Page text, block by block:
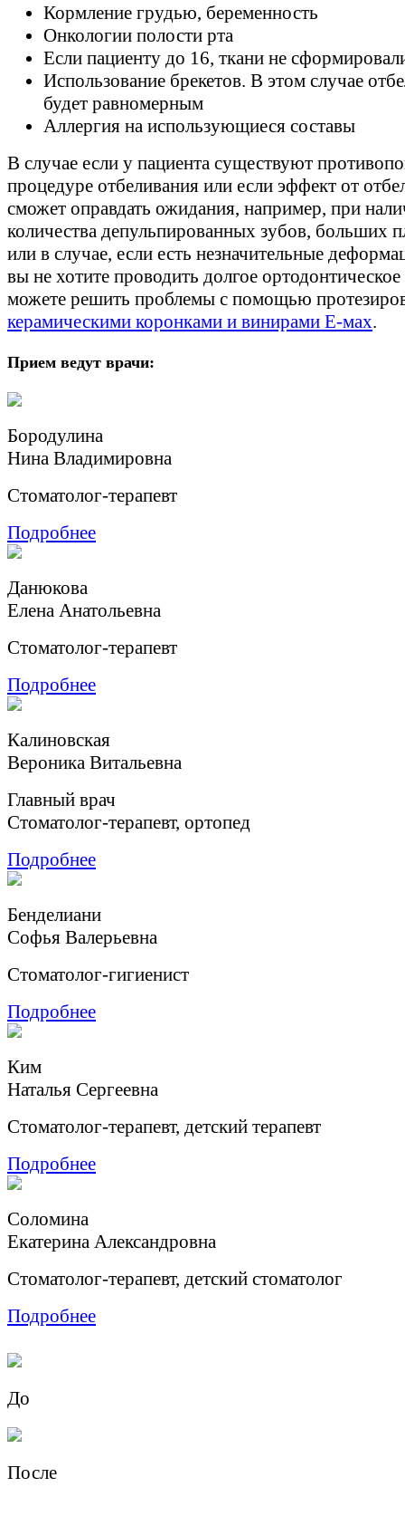
Кормление грудью, беременность
Онкологии полости рта
Если пациенту до 16, ткани не
Использование брекетов. В этом случае
будет равномерным
Аллергия на использующиеся составы
В случае если у пациента существуют
процедуре отбеливания или если эффект от
сможет оправдать ожидания, например, при
количества депульпированных зубов, больших
или в случае, если есть незначительные
вы не хотите проводить долгое
можете решить проблемы с помощью
керамическими коронками и винирами E-мах.
Прием ведут врачи:
Бородулина
Нина Владимировна
Стоматолог-терапевт
Подробнее
Данюкова
Елена Анатольевна
Стоматолог-терапевт
Подробнее
Калиновская
Вероника Витальевна
Главный врач
Стоматолог-терапевт, ортопед
Подробнее
Бенделиани
Софья Валерьевна
Стоматолог-гигиенист
Подробнее
Ким
Наталья Сергеевна
Стоматолог-терапевт, детский терапевт
Подробнее
Соломина
Екатерина Александровна
Стоматолог-терапевт, детский стоматолог
Подробнее
До
После